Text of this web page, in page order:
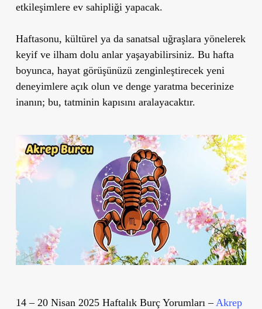
etkileşimlere ev sahipliği yapacak.
Haftasonu, kültürel ya da sanatsal uğraşlara yönelerek
keyif ve ilham dolu anlar yaşayabilirsiniz. Bu hafta
boyunca, hayat görüşünüzü zenginleştirecek yeni
deneyimlere açık olun ve denge yaratma becerinize
inanın; bu, tatminin kapısını aralayacaktır.
14 – 20 Nisan 2025 Haftalık Burç Yorumları – Akrep